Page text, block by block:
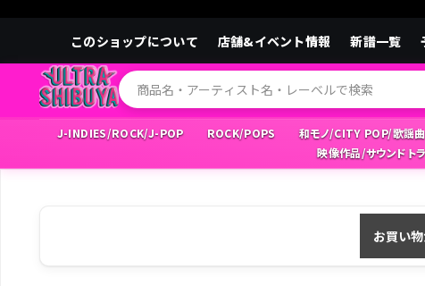
このショップについて 店舗&イベント情報 新譜一覧
J-INDIES/ROCK/J-POP ROCK/POPS 和モノ/CITY POP/歌謡曲
映像作品/サウンドト
お買い